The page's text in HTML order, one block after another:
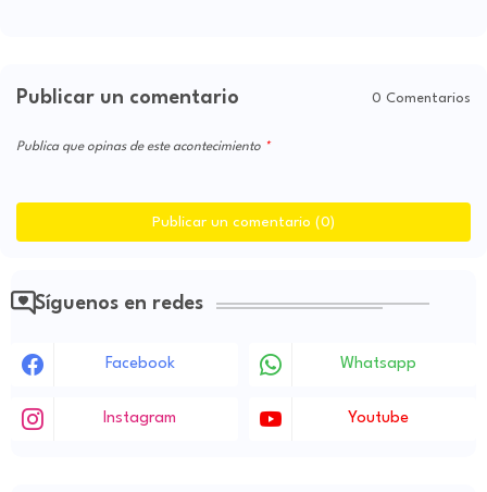
Publicar un comentario 0 Comentarios
Publica que opinas de este acontecimiento
Publicar un comentario (0)
Síguenos en redes
Facebook Whatsapp
Instagram Youtube